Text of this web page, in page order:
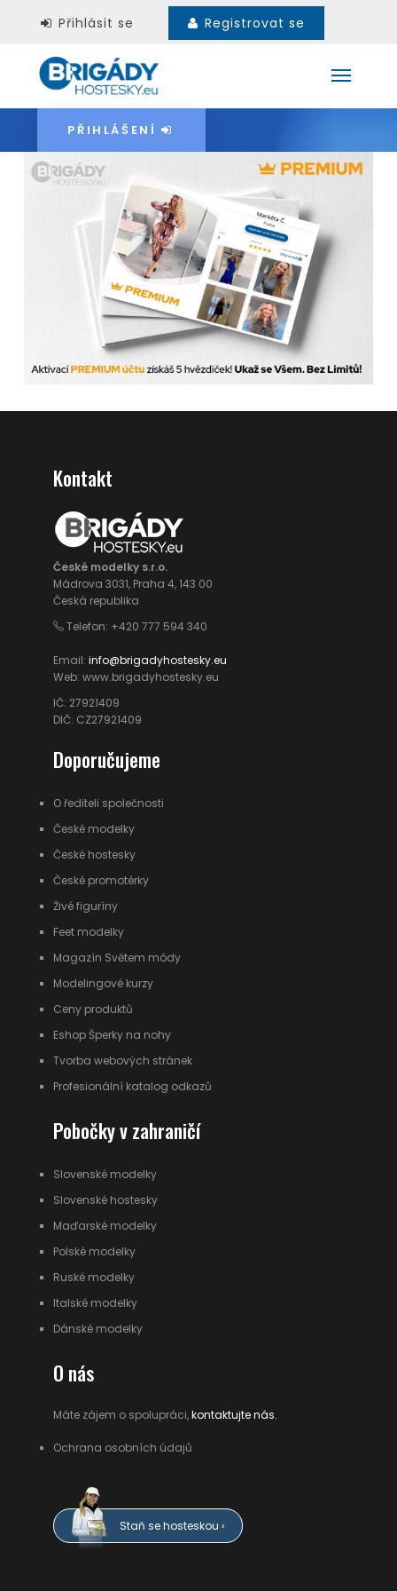
Přihlásit se Registrovat se
PŘIHLÁŠENÍ
Kontakt
České modelky s.r.o.
Mádrova 3031, Praha 4, 143 00
Česká republika
Telefon: +420 777 594 340
Email:info@brigadyhostesky.eu
Web: www.brigadyhostesky.eu
IČ: 27921409
DIČ: CZ27921409
Doporučujeme
O řediteli společnosti
České modelky
České hostesky
České promotérky
Živé figuríny
Feet modelky
Magazín Světem módy
Modelingové kurzy
Ceny produktů
Eshop Šperky na nohy
Tvorba webových stránek
Profesionální katalog odkazů
Pobočky v zahraničí
Slovenské modelky
Slovenské hostesky
Maďarské modelky
Polské modelky
Ruské modelky
Italské modelky
Dánské modelky
O nás
Máte zájem o spolupráci,kontaktujte nás.
Ochrana osobních údajů
Staň se hosteskou ›